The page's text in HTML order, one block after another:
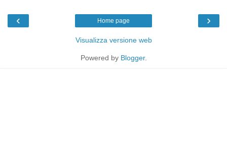
‹ ›
Home page
Visualizza versione web
Powered by Blogger.